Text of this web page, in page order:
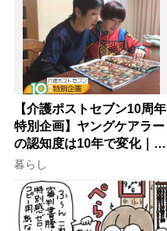
【介護ポストセブン10周年
特別企画】ヤングケアラー
の認知度は10年で変化｜流
行語大賞にノミネート、法
律にも明記されたが果たし
て現在は？
暮らし